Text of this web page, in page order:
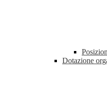
Dotazione